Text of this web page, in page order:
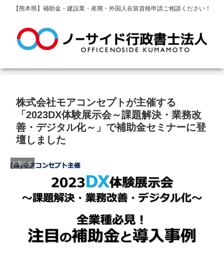
【熊本県】補助金・建設業・産廃・外国人在留資格申請ご相談ください！
株式会社モアコンセプトが主催する
「2023DX体験展示会～課題解決・業務改
善・デジタル化～」で補助金セミナーに登
壇しました
お知らせ